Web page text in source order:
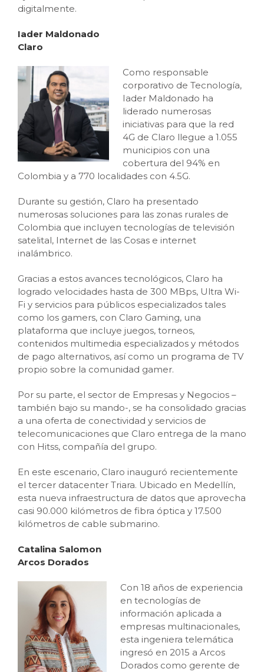
digitalmente.
Iader Maldonado
Claro
Como responsable
corporativo de Tecnología,
Iader Maldonado ha
liderado numerosas
iniciativas para que la red
4G de Claro llegue a 1.055
municipios con una
cobertura del 94% en
Colombia y a 770 localidades con 4.5G.
Durante su gestión, Claro ha presentado
numerosas soluciones para las zonas rurales de
Colombia que incluyen tecnologías de televisión
satelital, Internet de las Cosas e internet
inalámbrico.
Gracias a estos avances tecnológicos, Claro ha
logrado velocidades hasta de 300 MBps, Ultra Wi-
Fi y servicios para públicos especializados tales
como los gamers, con Claro Gaming, una
plataforma que incluye juegos, torneos,
contenidos multimedia especializados y métodos
de pago alternativos, así como un programa de TV
propio sobre la comunidad gamer.
Por su parte, el sector de Empresas y Negocios –
también bajo su mando-, se ha consolidado gracias
a una oferta de conectividad y servicios de
telecomunicaciones que Claro entrega de la mano
con Hitss, compañía del grupo.
En este escenario, Claro inauguró recientemente
el tercer datacenter Triara. Ubicado en Medellín,
esta nueva infraestructura de datos que aprovecha
casi 90.000 kilómetros de fibra óptica y 17.500
kilómetros de cable submarino.
Catalina Salomon
Arcos Dorados
Con 18 años de experiencia
en tecnologías de
información aplicada a
empresas multinacionales,
esta ingeniera telemática
ingresó en 2015 a Arcos
Dorados como gerente de